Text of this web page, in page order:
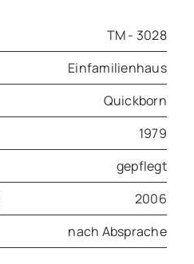
TM - 3028
Einfamilienhaus
Quickborn
1979
gepflegt
2006
nach Absprache